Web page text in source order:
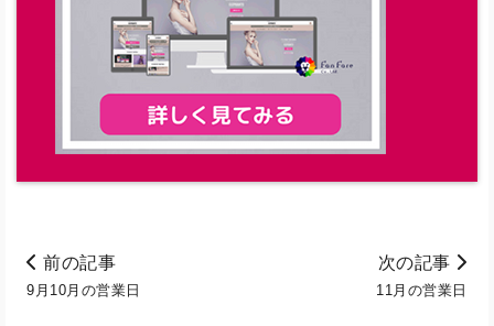
前の記事
9月10月の営業日
次の記事
11月の営業日